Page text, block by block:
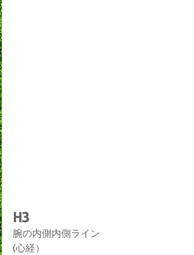
H3
腕の内側内側ライン
(心経）